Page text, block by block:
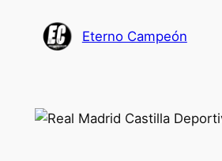
Eterno Campeón